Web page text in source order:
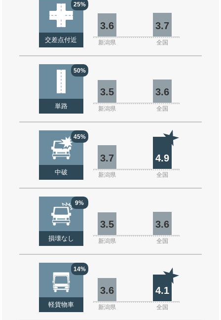
25%
交差点付近
3.6 3.7
新潟県 全国
50%
単路
3.5 3.6
新潟県 全国
45%
中破
3.7 4.9
新潟県 全国
9%
損壊なし
3.5 3.6
新潟県 全国
14%
軽貨物車
3.6 4.1
新潟県 全国